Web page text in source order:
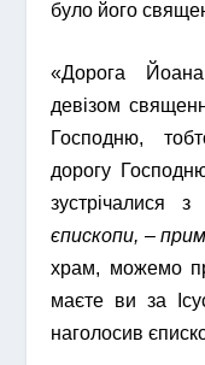
було його
«Дорога
девізом
Господню,
дорогу
зустрічалися
єпископи, –
храм, можемо
маєте ви за
наголосив